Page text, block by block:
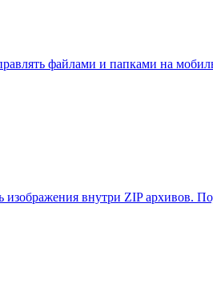
файлами и папками на
изображения внутри ZIP